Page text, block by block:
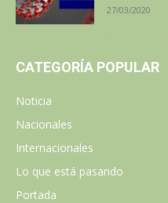
27/03/2020
CATEGORÍA POPULAR
Noticia
Nacionales
Internacionales
Lo que está pasando
Portada